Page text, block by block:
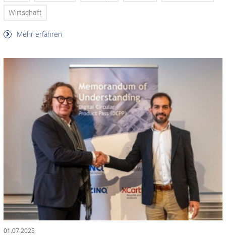
Wirtschaft
Mehr erfahren
01.07.2025